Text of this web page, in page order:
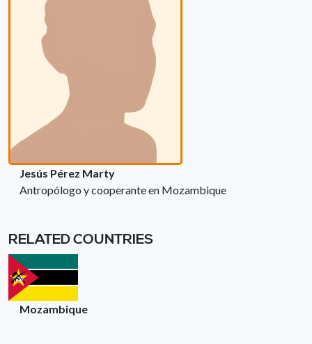
Jesús Pérez Marty
Antropólogo y cooperante en Mozambique
RELATED COUNTRIES
Mozambique